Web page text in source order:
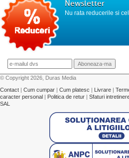
Newsletter
Nu rata reducerile si
© Copyright 2026, Duras Media
Contact | Cum cumpar | Cum platesc | Livrare |
caracter personal | Politica de retur | Sfaturi
SAL